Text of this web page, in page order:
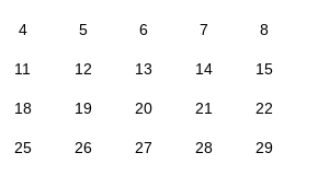
4 5 6 7 8
11 12 13 14 15
18 19 20 21 22
25 26 27 28 29